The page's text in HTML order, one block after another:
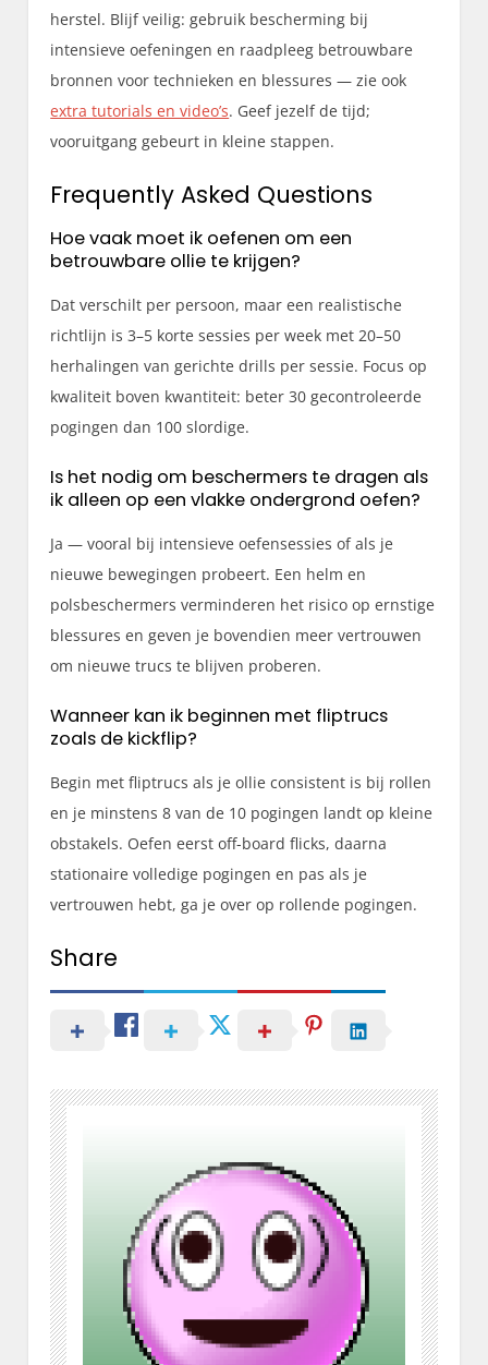
herstel. Blijf veilig: gebruik bescherming bij
intensieve oefeningen en raadpleeg betrouwbare
bronnen voor technieken en blessures — zie ook
extra tutorials en video’s. Geef jezelf de tijd;
vooruitgang gebeurt in kleine stappen.
Frequently Asked Questions
Hoe vaak moet ik oefenen om een
betrouwbare ollie te krijgen?
Dat verschilt per persoon, maar een realistische
richtlijn is 3–5 korte sessies per week met 20–50
herhalingen van gerichte drills per sessie. Focus op
kwaliteit boven kwantiteit: beter 30 gecontroleerde
pogingen dan 100 slordige.
Is het nodig om beschermers te dragen als
ik alleen op een vlakke ondergrond oefen?
Ja — vooral bij intensieve oefensessies of als je
nieuwe bewegingen probeert. Een helm en
polsbeschermers verminderen het risico op ernstige
blessures en geven je bovendien meer vertrouwen
om nieuwe trucs te blijven proberen.
Wanneer kan ik beginnen met fliptrucs
zoals de kickflip?
Begin met fliptrucs als je ollie consistent is bij rollen
en je minstens 8 van de 10 pogingen landt op kleine
obstakels. Oefen eerst off-board flicks, daarna
stationaire volledige pogingen en pas als je
vertrouwen hebt, ga je over op rollende pogingen.
Share